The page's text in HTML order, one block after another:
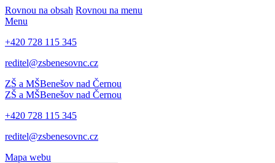
Rovnou na obsah Rovnou na menu
Menu
+420 728 115 345
reditel@zsbenesovnc.cz
ZŠ a MŠBenešov nad Černou
ZŠ a MŠBenešov nad Černou
+420 728 115 345
reditel@zsbenesovnc.cz
Mapa webu